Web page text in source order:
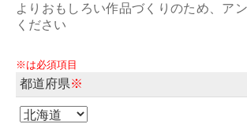
よりおもしろい作品づくりのため、ア
ください
※は必須項目
都道府県※